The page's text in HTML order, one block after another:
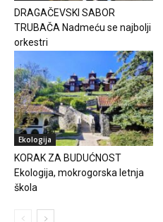
DRAGAČEVSKI SABOR
TRUBAČA Nadmeću se najbolji
orkestri
Ekologija
KORAK ZA BUDUĆNOST
Ekologija, mokrogorska letnja
škola